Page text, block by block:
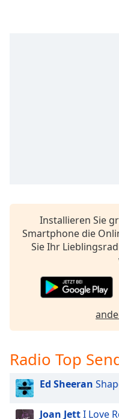
Escape
cancel
Opacity
Text
Background
Installieren Sie
Smartphone die
Sie Ihr
Radio Top
Ed Sheeran
Joan JettI Love